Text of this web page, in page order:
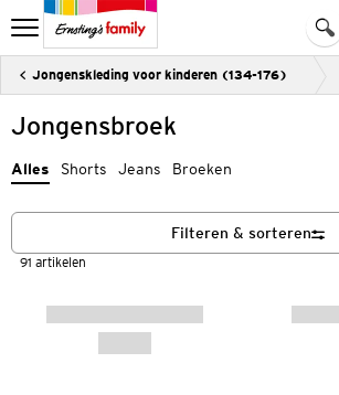
Jongenskleding voor kinderen (134-176)
Jongensbroek
Alles Shorts Jeans Broeken
91 artikelen
Filteren & sorteren